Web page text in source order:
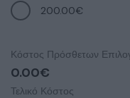
200.00€
Κόστος Πρόσθετων
0.00€
Τελικό Κόστος